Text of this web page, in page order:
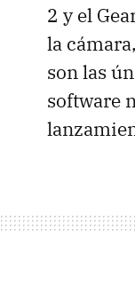
2 y el
la
son las
software